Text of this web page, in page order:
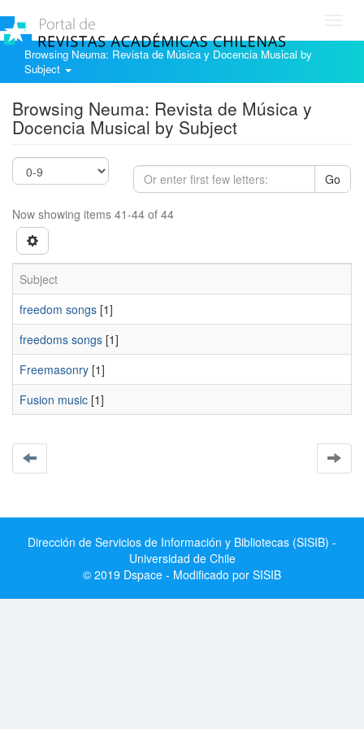
Browsing Neuma: Revista de Música y Docencia Musical by
Subject
Browsing Neuma: Revista de Música y
Docencia Musical by Subject
Go
Now showing items 41-44 of 44
Subject
freedom songs [1]
freedoms songs [1]
Freemasonry [1]
Fusion music [1]
Dirección de Servicios de Información y Bibliotecas (SISIB) -
Universidad de Chile
© 2019 Dspace - Modificado por SISIB